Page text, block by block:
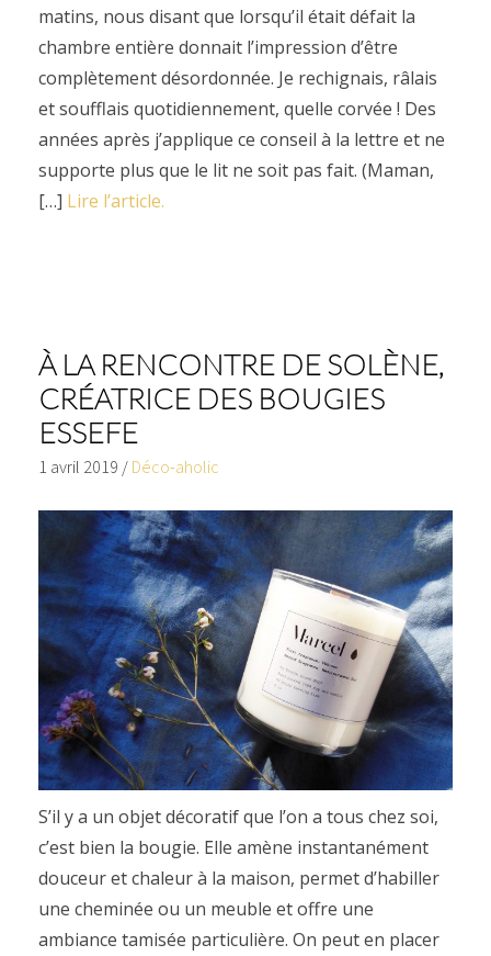
matins, nous disant que lorsqu’il était défait la
chambre entière donnait l’impression d’être
complètement désordonnée. Je rechignais, râlais
et soufflais quotidiennement, quelle corvée ! Des
années après j’applique ce conseil à la lettre et ne
supporte plus que le lit ne soit pas fait. (Maman,
[…] Lire l’article.
À LA RENCONTRE DE SOLÈNE,
CRÉATRICE DES BOUGIES
ESSEFE
1 avril 2019 / Déco-aholic
S’il y a un objet décoratif que l’on a tous chez soi,
c’est bien la bougie. Elle amène instantanément
douceur et chaleur à la maison, permet d’habiller
une cheminée ou un meuble et offre une
ambiance tamisée particulière. On peut en placer